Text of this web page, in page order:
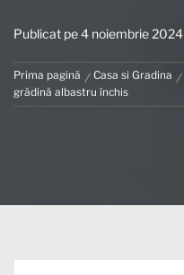
Publicat pe4 noiembrie 2024
Prima pagină Casa si Gradina
grădină albastru închis